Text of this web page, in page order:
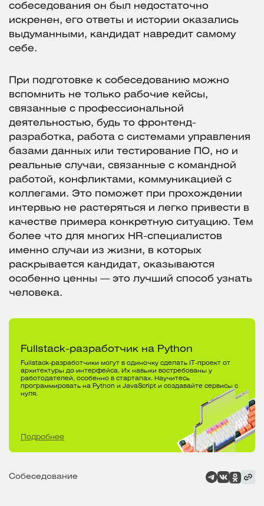
собеседования он был недостаточно
искренен, его ответы и истории оказались
выдуманными, кандидат навредит самому
себе.
При подготовке к собеседованию можно
вспомнить не только рабочие кейсы,
связанные с профессиональной
деятельностью, будь то фронтенд-
разработка, работа с системами управления
базами данных или тестирование ПО, но и
реальные случаи, связанные с командной
работой, конфликтами, коммуникацией с
коллегами. Это поможет при прохождении
интервью не растеряться и легко привести в
качестве примера конкретную ситуацию. Тем
более что для многих HR-специалистов
именно случаи из жизни, в которых
раскрывается кандидат, оказываются
особенно ценны — это лучший способ узнать
человека.
Fullstack-разработчик на Python
Fullstack-разработчики могут в одиночку сделать IT-проект от
архитектуры до интерфейса. Их навыки востребованы у
работодателей, особенно в стартапах. Научитесь
программировать на Python и JavaScript и создавайте сервисы с
нуля.
Подробнее
Собеседование